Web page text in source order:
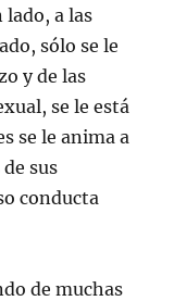
lado, a las
sólo se le
y de las
se le está
se le anima a
sus
conducta
de muchas